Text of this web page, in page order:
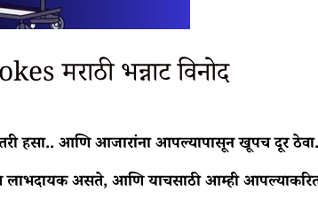
मराठी भन्नाट विनोद
हसा.. आणि आजारांना आपल्यापासून खूपच दूर
लाभदायक असते, आणि याचसाठी आम्ही